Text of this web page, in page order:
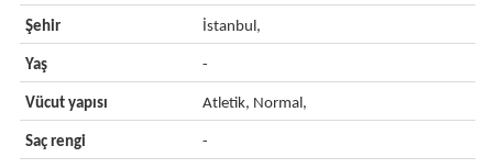
Şehir İstanbul,
Yaş -
Vücut yapısı Atletik, Normal,
Saç rengi -